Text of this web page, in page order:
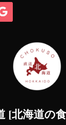
[北海道の